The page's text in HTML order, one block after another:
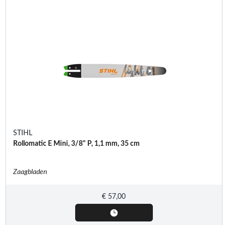
STIHL
Rollomatic E Mini, 3/8" P, 1,1 mm, 35 cm
Zaagbladen
€ 57,00